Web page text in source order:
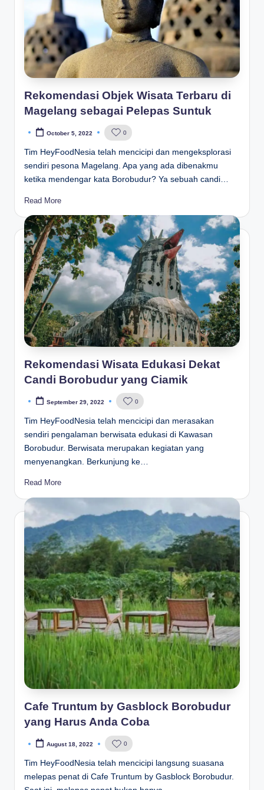
Rekomendasi Objek Wisata Terbaru di
Magelang sebagai Pelepas Suntuk
Posted October 5, 2022 0
Tim HeyFoodNesia telah mencicipi dan mengeksplorasi
sendiri pesona Magelang. Apa yang ada dibenakmu
ketika mendengar kata Borobudur? Ya sebuah candi…
Read More
Rekomendasi Wisata Edukasi Dekat
Candi Borobudur yang Ciamik
Posted September 29, 2022 0
Tim HeyFoodNesia telah mencicipi dan merasakan
sendiri pengalaman berwisata edukasi di Kawasan
Borobudur. Berwisata merupakan kegiatan yang
menyenangkan. Berkunjung ke…
Read More
Cafe Truntum by Gasblock Borobudur
yang Harus Anda Coba
Posted August 18, 2022 0
Tim HeyFoodNesia telah mencicipi langsung suasana
melepas penat di Cafe Truntum by Gasblock Borobudur.